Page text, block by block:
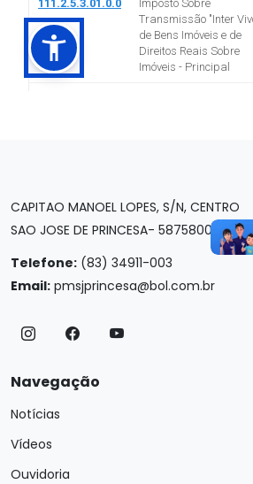
CAPITAO MANOEL LOPES, S/N, CENTRO
SAO JOSE DE PRINCESA- 58758000
Telefone: (83) 34911-003
Email: pmsjprincesa@bol.com.br
Navegação
Notícias
Vídeos
Ouvidoria